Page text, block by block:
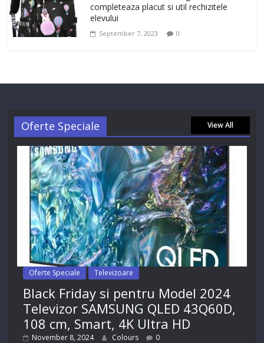
completeaza placut si util rechizitele
elevului
September 7, 2023 0
Oferte Speciale View All
Oferte Speciale Televizoare
Black Friday si pentru Model 2024
Televizor SAMSUNG QLED 43Q60D,
108 cm, Smart, 4K Ultra HD
November 8, 2024 Colours 0